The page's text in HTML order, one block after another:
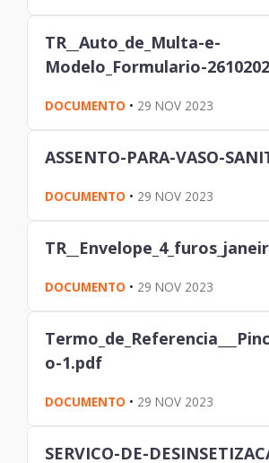
TR__Auto_de_Multa-e-
Modelo_Formulario-
DOCUMENTO • 29 NOV 2023
ASSENTO-PARA-VASO-
DOCUMENTO • 29 NOV 2023
DOCUMENTO • 29 NOV 2023
o-1.pdf
DOCUMENTO • 29 NOV 2023
SERVICO-DE-